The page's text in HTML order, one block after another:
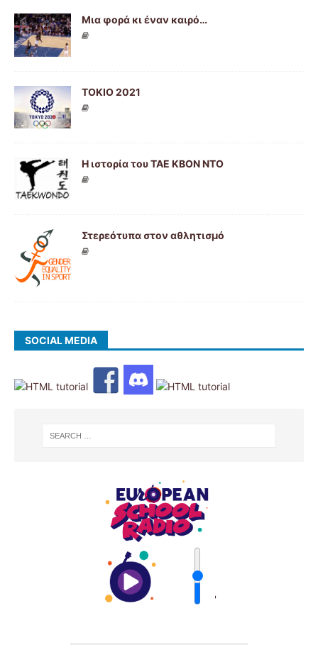
Μια φορά κι έναν καιρό…
ΤΟΚΙΟ 2021
Η ιστορία του ΤΑΕ ΚΒΟΝ ΝΤΟ
Στερεότυπα στον αθλητισμό
SOCIAL MEDIA
'